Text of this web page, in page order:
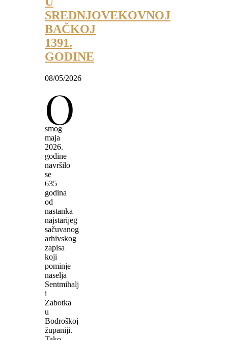
SREDNJOVEKOVNOJ
BAČKOJ
1391.
GODINE
08/05/2026
O
smog
maja
2026.
godine
navršilo
se
635
godina
od
nastanka
najstarijeg
sačuvanog
arhivskog
zapisa
koji
pominje
naselja
Sentmihalj
i
Zabotka
u
Bodroškoj
županiji.